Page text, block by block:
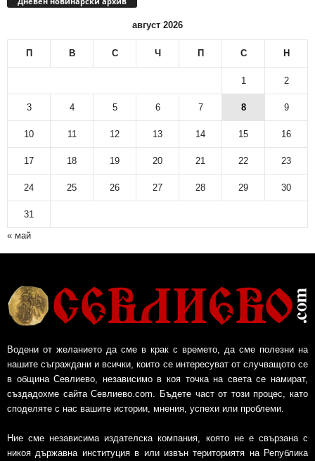
август 2026
П В С Ч П С Н
1 2
3 4 5 6 7 8 9
10 11 12 13 14 15 16
17 18 19 20 21 22 23
24 25 26 27 28 29 30
31
« май
Водени от желанието да сме в крак с времето, да сме полезни на
нашите съграждани и всички, които се интересуват от случващото се
в община Севлиево, независимо в коя точка на света се намират,
създадохме сайта Севлиево.com. Бъдете част от този процес, като
споделяте с нас вашите истории, мнения, успехи или проблеми.
Ние сме независима издателска компания, която не е свързана с
никоя държавна институция в или извън териториятя на Република